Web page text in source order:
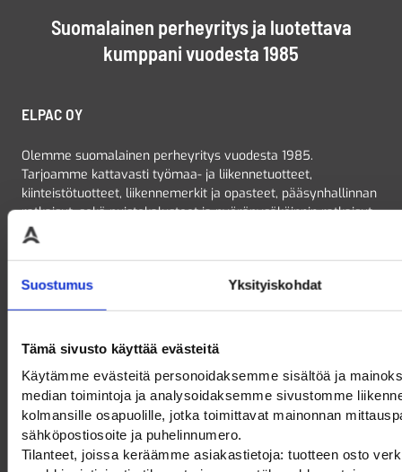
Suostumus Yksityiskohdat
Tämä sivusto käyttää evästeitä
Käytämme evästeitä personoidaksemme sisältöä ja
median toimintoja ja analysoidaksemme sivustomme
kolmansille osapuolille, jotka toimittavat mainonnan
sähköpostiosoite ja puhelinnumero.
Tilanteet, joissa keräämme asiakastietoja: tuotteen osto
Suomalainen perheyritys ja luotettava
kumppani vuodesta 1985
ELPAC OY
Olemme suomalainen perheyritys vuodesta 1985.
Tarjoamme kattavasti työmaa- ja liikennetuotteet,
kiinteistötuotteet, liikennemerkit ja opasteet, pääsynhallinnan
ratkaisut, sekä puistokalusteet ja pyöräpysäköinnin ratkaisut
– kaikki kätevästi yhdestä paikasta. Voit tutustua
tuotevalikoimaamme tarkemmin verkkokaupassamme!
010 219 0700
myynti@elpac.fi
etunimi.sukunimi@elpac.fi